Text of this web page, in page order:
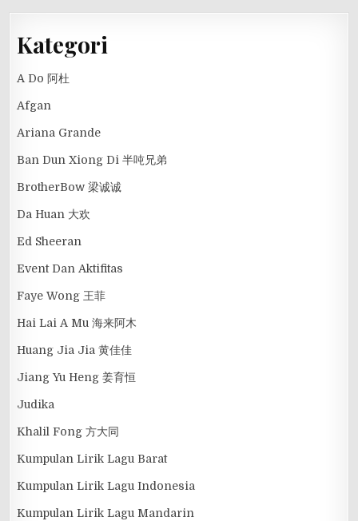
Kategori
A Do 阿杜
Afgan
Ariana Grande
Ban Dun Xiong Di 半吨兄弟
BrotherBow 梁诚诚
Da Huan 大欢
Ed Sheeran
Event Dan Aktifitas
Faye Wong 王菲
Hai Lai A Mu 海来阿木
Huang Jia Jia 黄佳佳
Jiang Yu Heng 姜育恒
Judika
Khalil Fong 方大同
Kumpulan Lirik Lagu Barat
Kumpulan Lirik Lagu Indonesia
Kumpulan Lirik Lagu Mandarin